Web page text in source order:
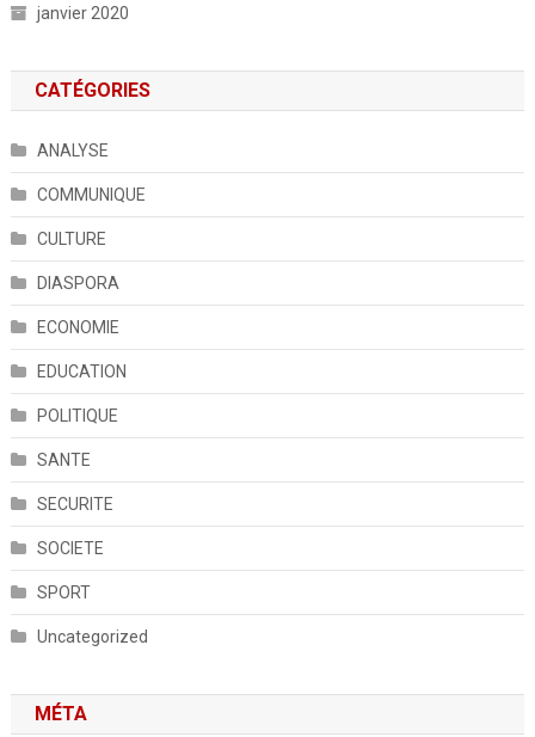
janvier 2020
CATÉGORIES
ANALYSE
COMMUNIQUE
CULTURE
DIASPORA
ECONOMIE
EDUCATION
POLITIQUE
SANTE
SECURITE
SOCIETE
SPORT
Uncategorized
MÉTA